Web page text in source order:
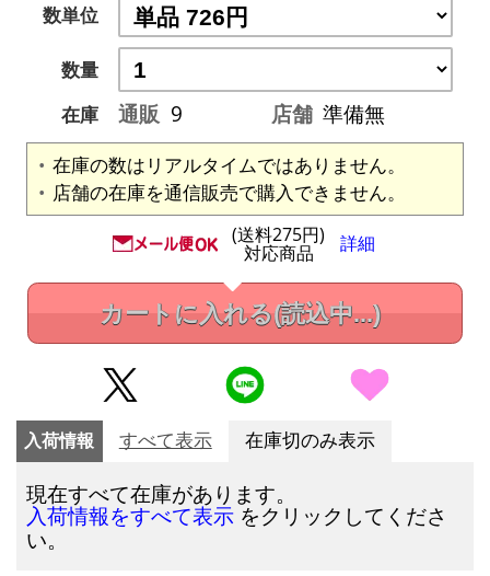
数単位
数量
在庫
通販 9 店舗 準備無
在庫の数はリアルタイムではありません。
店舗の在庫を通信販売で購入できません。
(送料275円)
対応商品 詳細
カートに入れる(読込中...)
入荷情報 すべて表示 在庫切のみ表示
現在すべて在庫があります。
入荷情報をすべて表示 をクリックしてくださ
い。